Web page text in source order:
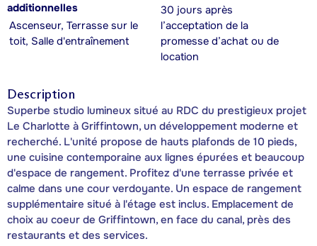
additionnelles
Ascenseur, Terrasse sur le
toit, Salle d'entraînement
30 jours après
l’acceptation de la
promesse d’achat ou de
location
Description
Superbe studio lumineux situé au RDC du prestigieux projet
Le Charlotte à Griffintown, un développement moderne et
recherché. L'unité propose de hauts plafonds de 10 pieds,
une cuisine contemporaine aux lignes épurées et beaucoup
d'espace de rangement. Profitez d'une terrasse privée et
calme dans une cour verdoyante. Un espace de rangement
supplémentaire situé à l'étage est inclus. Emplacement de
choix au coeur de Griffintown, en face du canal, près des
restaurants et des services.